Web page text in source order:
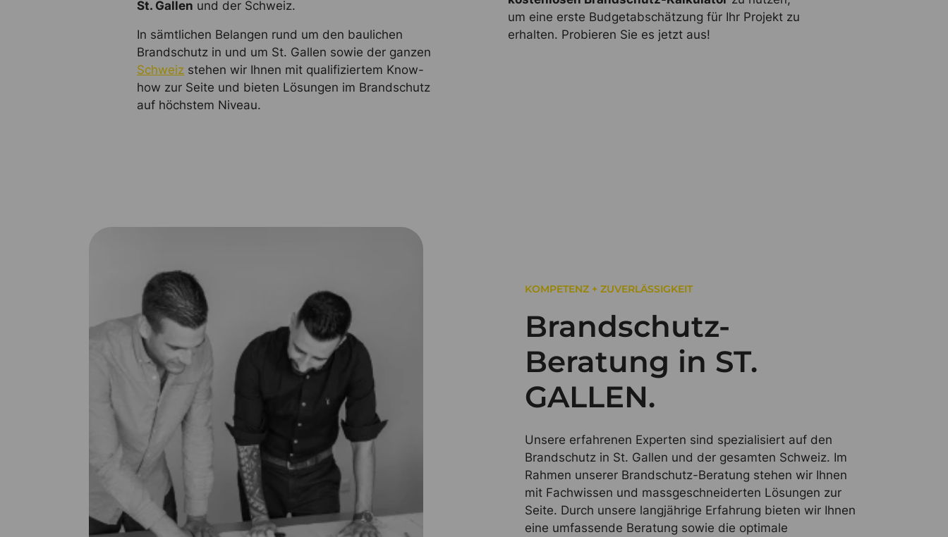
St. Gallen und der Schweiz.
In sämtlichen Belangen rund um den baulichen
Brandschutz in und um St. Gallen sowie der ganzen
Schweiz stehen wir Ihnen mit qualifiziertem Know-
how zur Seite und bieten Lösungen im Brandschutz
auf höchstem Niveau.
um eine erste Budgetabschätzung für Ihr Projekt zu
erhalten. Probieren Sie es jetzt aus!
KOMPETENZ + ZUVERLÄSSIGKEIT
Brandschutz-
Beratung in ST.
GALLEN.
Unsere erfahrenen Experten sind spezialisiert auf den
Brandschutz in St. Gallen und der gesamten Schweiz. Im
Rahmen unserer Brandschutz-Beratung stehen wir Ihnen
mit Fachwissen und massgeschneiderten Lösungen zur
Seite. Durch unsere langjährige Erfahrung bieten wir Ihnen
eine umfassende Beratung sowie die optimale